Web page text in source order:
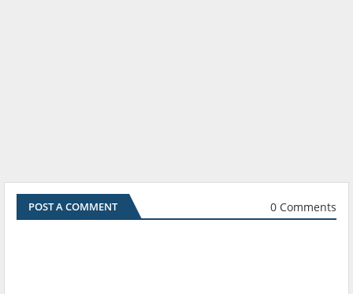
POST A COMMENT 0 Comments